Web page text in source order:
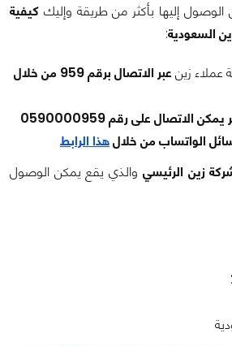
إليها بأكثر من طريقة وإليك كيفية
السعودية:
عملاء زين
عبر الاتصال برقم 959 من خلال
على رقم 0590000959
الواتساب من خلالهذا الرابط
زين الرئيسي والذي يقع يمكن الوصول